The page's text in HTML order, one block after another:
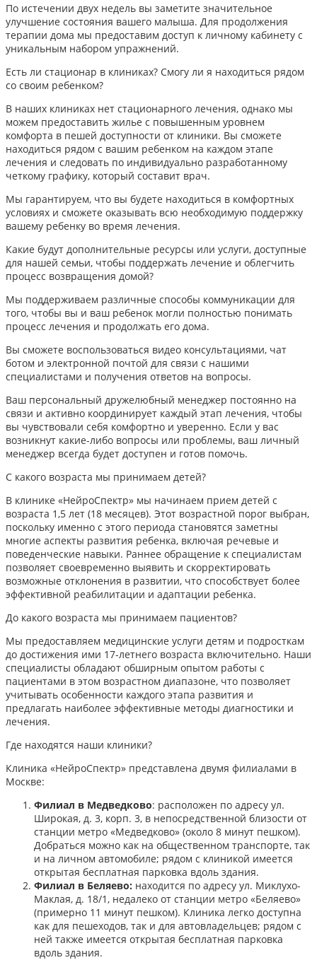
По истечении двух недель вы заметите значительное
улучшение состояния вашего малыша. Для продолжения
терапии дома мы предоставим доступ к личному кабинету с
уникальным набором упражнений.
Есть ли стационар в клиниках? Смогу ли я находиться рядом
со своим ребенком?
В наших клиниках нет стационарного лечения, однако мы
можем предоставить жилье с повышенным уровнем
комфорта в пешей доступности от клиники. Вы сможете
находиться рядом с вашим ребенком на каждом этапе
лечения и следовать по индивидуально разработанному
четкому графику, который составит врач.
Мы гарантируем, что вы будете находиться в комфортных
условиях и сможете оказывать всю необходимую поддержку
вашему ребенку во время лечения.
Какие будут дополнительные ресурсы или услуги, доступные
для нашей семьи, чтобы поддержать лечение и облегчить
процесс возвращения домой?
Мы поддерживаем различные способы коммуникации для
того, чтобы вы и ваш ребенок могли полностью понимать
процесс лечения и продолжать его дома.
Вы сможете воспользоваться видео консультациями, чат
ботом и электронной почтой для связи с нашими
специалистами и получения ответов на вопросы.
Ваш персональный дружелюбный менеджер постоянно на
связи и активно координирует каждый этап лечения, чтобы
вы чувствовали себя комфортно и уверенно. Если у вас
возникнут какие-либо вопросы или проблемы, ваш личный
менеджер всегда будет доступен и готов помочь.
С какого возраста мы принимаем детей?
В клинике «НейроСпектр» мы начинаем прием детей с
возраста 1,5 лет (18 месяцев). Этот возрастной порог выбран,
поскольку именно с этого периода становятся заметны
многие аспекты развития ребенка, включая речевые и
поведенческие навыки. Раннее обращение к специалистам
позволяет своевременно выявить и скорректировать
возможные отклонения в развитии, что способствует более
эффективной реабилитации и адаптации ребенка.​
До какого возраста мы принимаем пациентов?
Мы предоставляем медицинские услуги детям и подросткам
до достижения ими 17-летнего возраста включительно. Наши
специалисты обладают обширным опытом работы с
пациентами в этом возрастном диапазоне, что позволяет
учитывать особенности каждого этапа развития и
предлагать наиболее эффективные методы диагностики и
лечения.​
Где находятся наши клиники?
Клиника «НейроСпектр» представлена двумя филиалами в
Москве:​
Филиал в Медведково: расположен по адресу ул.
Широкая, д. 3, корп. 3, в непосредственной близости от
станции метро «Медведково» (около 8 минут пешком).
Добраться можно как на общественном транспорте, так
и на личном автомобиле; рядом с клиникой имеется
открытая бесплатная парковка вдоль здания.
Филиал в Беляево: находится по адресу ул. Миклухо-
Маклая, д. 18/1, недалеко от станции метро «Беляево»
(примерно 11 минут пешком). Клиника легко доступна
как для пешеходов, так и для автовладельцев; рядом с
ней также имеется открытая бесплатная парковка
вдоль здания.